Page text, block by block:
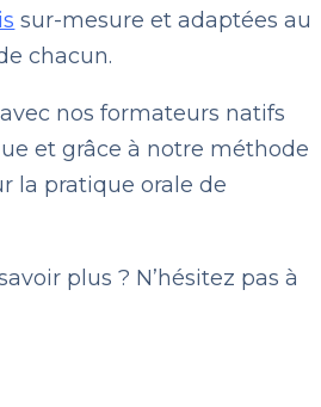
sur-mesure et adaptées au
chacun.
nos formateurs natifs
et grâce à notre méthode
la pratique orale de
plus ? N’hésitez pas à